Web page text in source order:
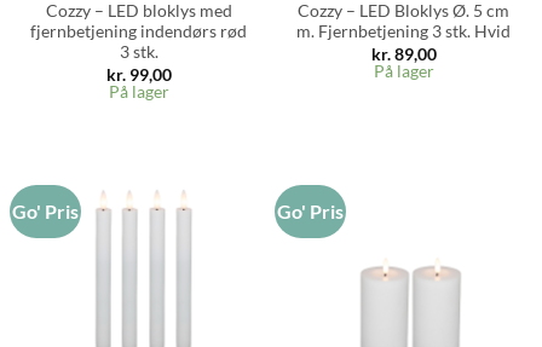
Cozzy – LED bloklys med
fjernbetjening indendørs rød
3 stk.
kr.99,00
På lager
Cozzy – LED Bloklys Ø. 5 cm
m. Fjernbetjening 3 stk. Hvid
kr.89,00
På lager
Go' Pris Go' Pris